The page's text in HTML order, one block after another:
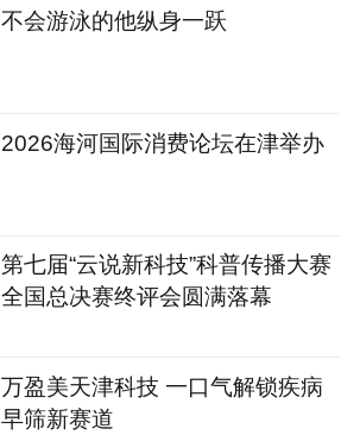
不会游泳的他纵身一跃
2026海河国际消费论坛在津举办
第七届“云说新科技”科普传播大赛
全国总决赛终评会圆满落幕
万盈美天津科技 一口气解锁疾病
早筛新赛道